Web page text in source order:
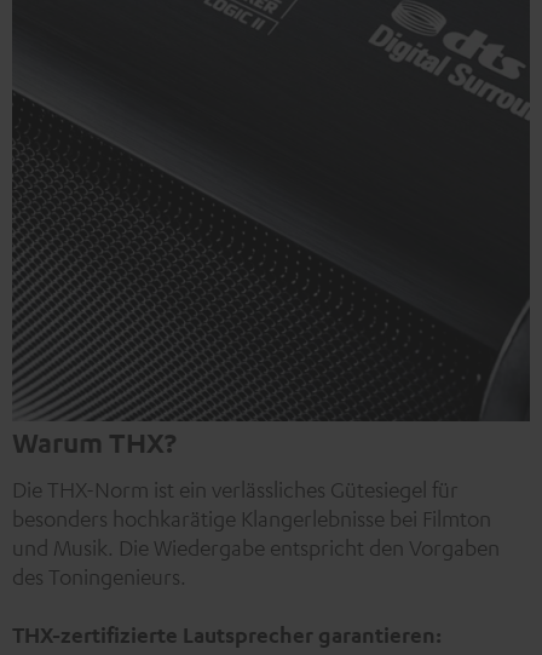
Warum THX?
Die THX-Norm ist ein verlässliches Gütesiegel für
besonders hochkarätige Klangerlebnisse bei Filmton
und Musik. Die Wiedergabe entspricht den Vorgaben
des Toningenieurs.
THX-zertifizierte Lautsprecher garantieren: